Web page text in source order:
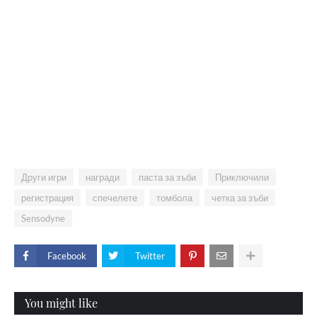
Други игри награди паста за зъби
Приключили
регистрация
спечелете томбола
четка за зъби
Sensodyne
Facebook Twitter
You might like